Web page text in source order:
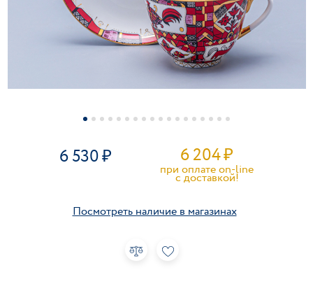
6 530 6 204₽
при оплате on-line
c доставкой!
Посмотреть наличие в магазинах